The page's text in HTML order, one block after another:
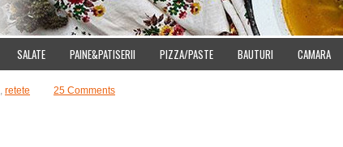
SALATE PAINE&PATISERII PIZZA/PASTE BAUTURI CAMARA
, retete 25 Comments